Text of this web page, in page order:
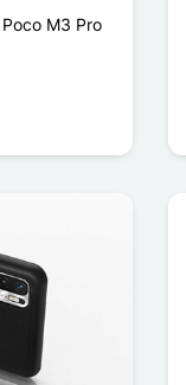
M3 Pro